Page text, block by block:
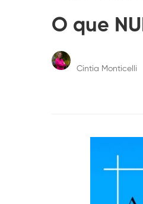
O que
Cintia Monticelli